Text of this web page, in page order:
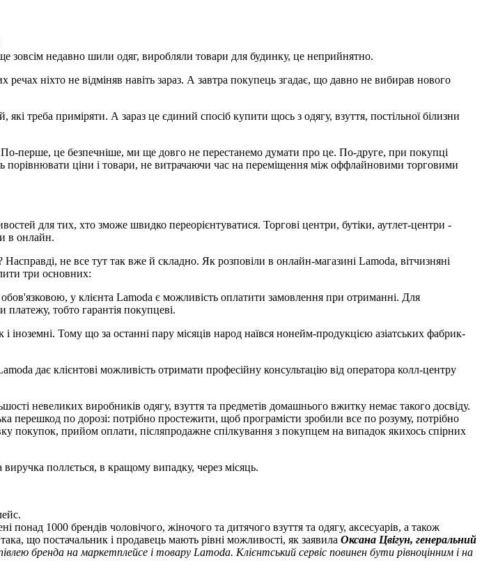
зовсім недавно шили одяг, виробляли товари для будинку, це неприйнятно.
ніхто не відміняв навіть зараз. А завтра покупець згадає, що давно не вибирав нового
треба приміряти. А зараз це єдиний спосіб купити щось з одягу, взуття, постільної білизни
перше, це безпечніше, ми ще довго не перестанемо думати про це. По-друге, при покупці
ціни і товари, не витрачаючи час на переміщення між оффлайновими торговими
для тих, хто зможе швидко переорієнтуватися. Торгові центри, бутіки, аутлет-центри -
в онлайн.
не все тут так вже й складно. Як розповіли в онлайн-магазині Lamoda, вітчизняні
три основних:
у клієнта Lamoda є можливість оплатити замовлення при отриманні. Для
платежу, тобто гарантія покупцеві.
і іноземні. Тому що за останні пару місяців народ наївся нонейм-продукцією азіатських фабрик-
дає клієнтові можливість отримати професійну консультацію від оператора колл-центру
невеликих виробників одягу, взуття та предметів домашнього вжитку немає такого досвіду.
перешкод по дорозі: потрібно простежити, щоб програмісти зробили все по розуму, потрібно
покупок, прийом оплати, післяпродажне спілкування з покупцем на випадок якихось спірних
поллється, в кращому випадку, через місяць.
1000 брендів чоловічого, жіночого та дитячого взуття та одягу, аксесуарів, а також
що постачальник і продавець мають рівні можливості, як заявила Оксана Цвігун, генеральний
бренда на маркетплейсе і товару Lamoda. Клієнтський сервіс повинен бути рівноцінним і на